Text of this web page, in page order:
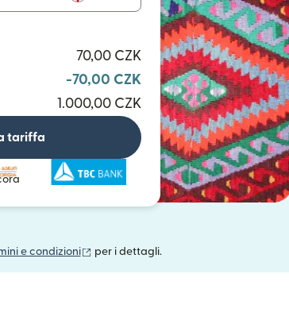
70,00 CZK
-70,00 CZK
1.000,00 CZK
tariffa
e condizioni (si apre in una nuova finestra)
per i dettagli.